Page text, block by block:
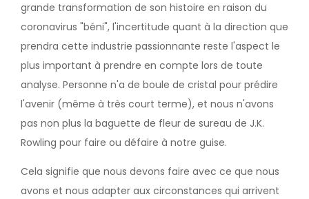
grande transformation de son histoire en raison du
coronavirus "béni", l'incertitude quant à la direction que
prendra cette industrie passionnante reste l'aspect le
plus important à prendre en compte lors de toute
analyse. Personne n'a de boule de cristal pour prédire
l'avenir (même à très court terme), et nous n'avons
pas non plus la baguette de fleur de sureau de J.K.
Rowling pour faire ou défaire à notre guise.
Cela signifie que nous devons faire avec ce que nous
avons et nous adapter aux circonstances qui arrivent